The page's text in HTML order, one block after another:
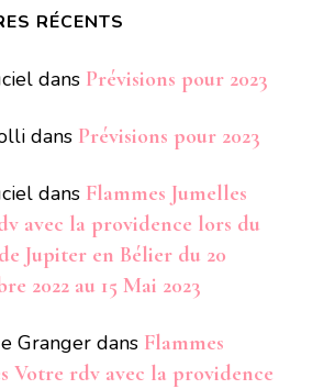
RÉCENTS
dans Prévisions pour 2023
dans Prévisions pour 2023
dans Flammes Jumelles
avec la providence lors du
Jupiter en Bélier du 20
2022 au 15 Mai 2023
Granger dans Flammes
Votre rdv avec la providence